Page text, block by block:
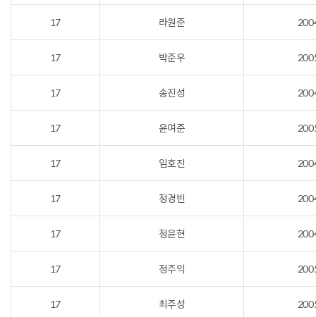
17 라원준
17 박준우
17 송진성
17 윤여준
17 임호진
17 정경빈
17 정윤현
17 정주익
17 최주성